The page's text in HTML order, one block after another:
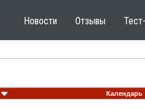
Новости Отзывы
Календарь